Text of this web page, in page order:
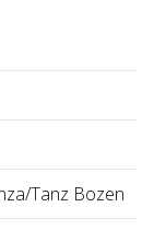
Tanz Bozen